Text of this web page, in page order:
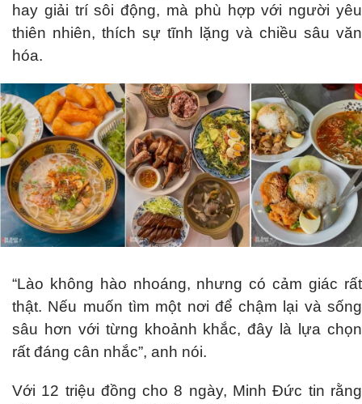
hay giải trí sôi động, mà phù hợp với người yêu
thiên nhiên, thích sự tĩnh lặng và chiều sâu văn
hóa.
“Lào không hào nhoáng, nhưng có cảm giác rất
thật. Nếu muốn tìm một nơi để chậm lại và sống
sâu hơn với từng khoảnh khắc, đây là lựa chọn
rất đáng cân nhắc”, anh nói.
Với 12 triệu đồng cho 8 ngày, Minh Đức tin rằng